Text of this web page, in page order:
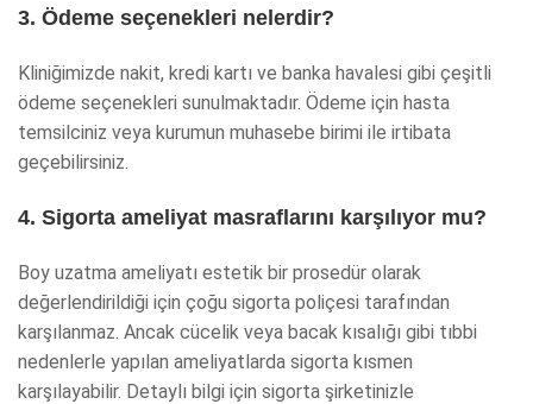
3. Ödeme seçenekleri nelerdir?
Kliniğimizde nakit, kredi kartı ve banka havalesi gibi çeşitli
ödeme seçenekleri sunulmaktadır. Ödeme için hasta
temsilciniz veya kurumun muhasebe birimi ile irtibata
geçebilirsiniz.
4. Sigorta ameliyat masraflarını karşılıyor mu?
Boy uzatma ameliyatı estetik bir prosedür olarak
değerlendirildiği için çoğu sigorta poliçesi tarafından
karşılanmaz. Ancak cücelik veya bacak kısalığı gibi tıbbi
nedenlerle yapılan ameliyatlarda sigorta kısmen
karşılayabilir. Detaylı bilgi için sigorta şirketinizle